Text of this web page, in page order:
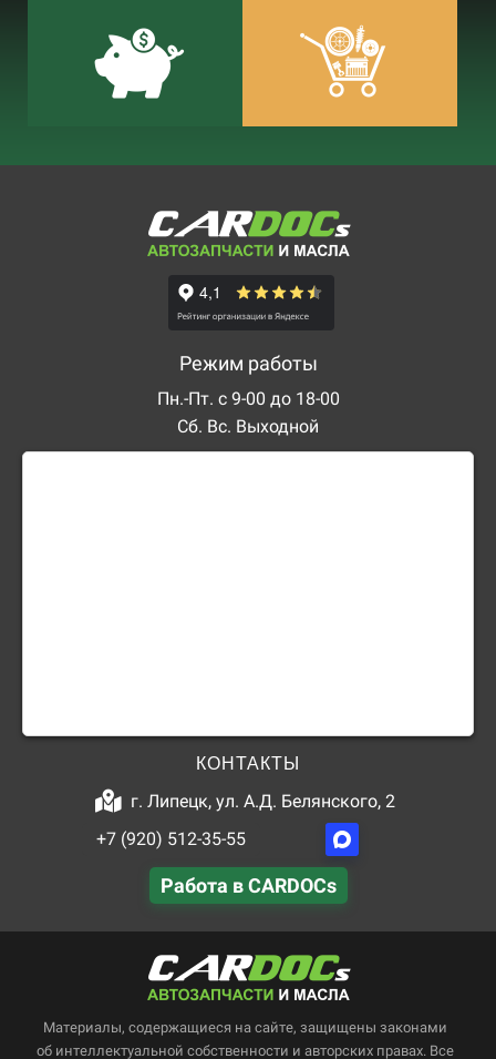
Режим работы
Пн.-Пт. с 9-00 до 18-00
Сб. Вс. Выходной
КОНТАКТЫ
г. Липецк, ул. А.Д. Белянского, 2
+7 (920) 512-35-55
Работа в CARDOCs
Материалы, содержащиеся на сайте, защищены законами
об интеллектуальной собственности и авторских правах. Все